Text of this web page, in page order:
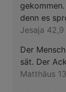
denn es
Jesaja 42,9
Der
sät. Der
Matthäus